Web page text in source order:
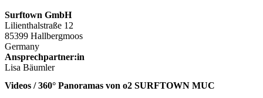
Surftown GmbH
Lilienthalstraße 12
85399 Hallbergmoos
Germany
Ansprechpartner:in
Lisa Bäumler
Videos / 360° Panoramas von o2 SURFTOWN MUC